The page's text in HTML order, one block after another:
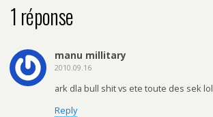
1 réponse
manu millitary
2010.09.16
ark dla bull shit vs ete toute des sek lol
Reply